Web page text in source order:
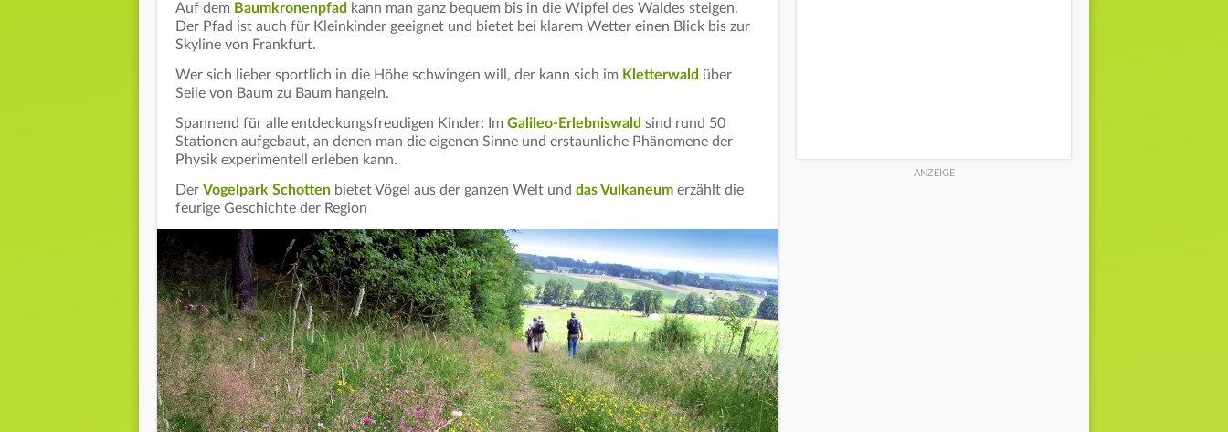
Auf dem Baumkronenpfad kann man ganz bequem bis in die Wipfel des Waldes steigen.
Der Pfad ist auch für Kleinkinder geeignet und bietet bei klarem Wetter einen Blick bis zur
Skyline von Frankfurt.
Wer sich lieber sportlich in die Höhe schwingen will, der kann sich im Kletterwald über
Seile von Baum zu Baum hangeln.
Spannend für alle entdeckungsfreudigen Kinder: Im Galileo-Erlebniswald sind rund 50
Stationen aufgebaut, an denen man die eigenen Sinne und erstaunliche Phänomene der
Physik experimentell erleben kann.
Der Vogelpark Schotten bietet Vögel aus der ganzen Welt und das Vulkaneum erzählt die
feurige Geschichte der Region